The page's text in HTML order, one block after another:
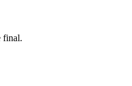
final.